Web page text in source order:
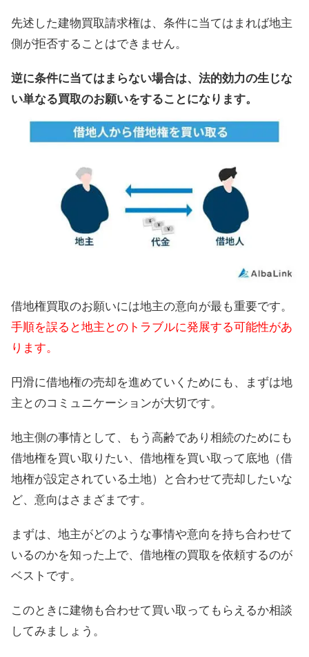
先述した建物買取請求権は、条件に当てはまれば地主
側が拒否することはできません。
逆に条件に当てはまらない場合は、法的効力の生じな
い単なる買取のお願いをすることになります。
借地権買取のお願いには地主の意向が最も重要です。
手順を誤ると地主とのトラブルに発展する可能性があ
ります。
円滑に借地権の売却を進めていくためにも、まずは地
主とのコミュニケーションが大切です。
地主側の事情として、もう高齢であり相続のためにも
借地権を買い取りたい、借地権を買い取って底地（借
地権が設定されている土地）と合わせて売却したいな
ど、意向はさまざまです。
まずは、地主がどのような事情や意向を持ち合わせて
いるのかを知った上で、借地権の買取を依頼するのが
ベストです。
このときに建物も合わせて買い取ってもらえるか相談
してみましょう。